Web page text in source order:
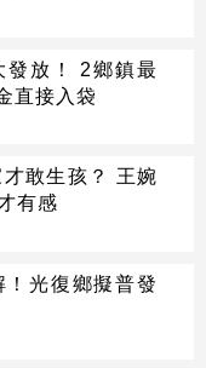
發放！ 2鄉鎮最
直接入袋
敢生孩？ 王婉
有感
光復鄉擬普發